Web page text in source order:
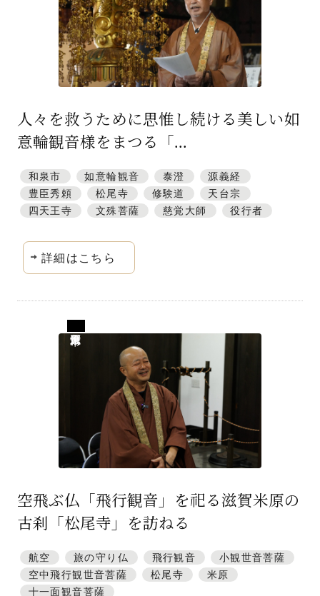
探訪「1200年の魅力交流」
日本文化を探る
プレスアーカイブ
サイトポリシー
人々を救うために思惟し続ける美しい如
意輪観音様をまつる「...
和泉市 如意輪観音 泰澄
源義経
豊臣秀頼
松尾寺 修験道
天台宗
四天王寺
文殊菩薩 慈覚大師 役行者
詳細はこちら
空飛ぶ仏「飛行観音」を祀る滋賀米原の
古刹「松尾寺」を訪ねる
航空 旅の守り仏 飛行観音
小観世音菩薩
空中飛行観世音菩薩
松尾寺
米原
十一面観音菩薩